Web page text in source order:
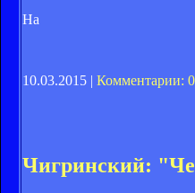
На
10.03.2015 | Комментарии: 0
Чигринский: